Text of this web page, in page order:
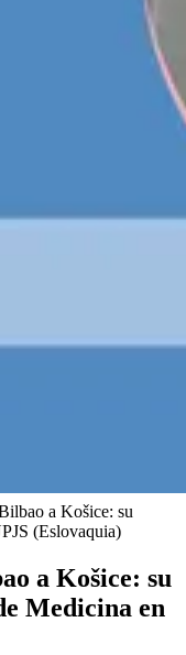
a Košice: su
(Eslovaquia)
a Košice: su
Medicina en